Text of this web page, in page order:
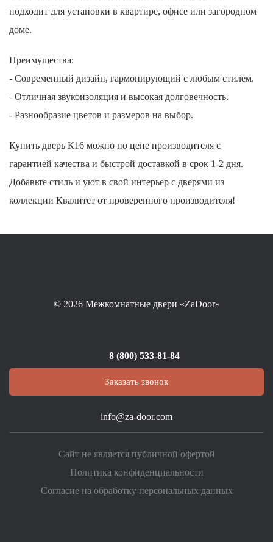
подходит для установки в квартире, офисе или загородном
доме.
Преимущества:
- Современный дизайн, гармонирующий с любым стилем.
- Отличная звукоизоляция и высокая долговечность.
- Разнообразие цветов и размеров на выбор.
Купить дверь К16 можно по цене производителя с
гарантией качества и быстрой доставкой в срок 1-2 дня.
Добавьте стиль и уют в свой интерьер с дверями из
коллекции Квалитет от проверенного производителя!
© 2026Межкомнатные двери «ZaDoor»
8 (800) 533-81-84
Заказать звонок
info@za-door.com
Сайт не является публичной офертой
Политика конфиденциальности
Согласие на обработку персональных данных